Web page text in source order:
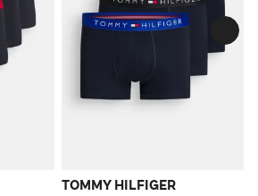
TOMMY HILFIGER